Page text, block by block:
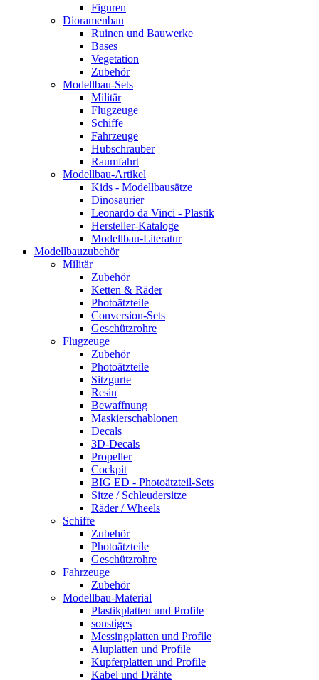
Figuren
Dioramenbau
Ruinen und Bauwerke
Bases
Vegetation
Zubehör
Modellbau-Sets
Militär
Flugzeuge
Schiffe
Fahrzeuge
Hubschrauber
Raumfahrt
Modellbau-Artikel
Kids - Modellbausätze
Dinosaurier
Leonardo da Vinci - Plastik
Hersteller-Kataloge
Modellbau-Literatur
Modellbauzubehör
Militär
Zubehör
Ketten & Räder
Photoätzteile
Conversion-Sets
Geschützrohre
Flugzeuge
Zubehör
Photoätzteile
Sitzgurte
Resin
Bewaffnung
Maskierschablonen
Decals
3D-Decals
Propeller
Cockpit
BIG ED - Photoätzteil-Sets
Sitze / Schleudersitze
Räder / Wheels
Schiffe
Zubehör
Photoätzteile
Geschützrohre
Fahrzeuge
Zubehör
Modellbau-Material
Plastikplatten und Profile
sonstiges
Messingplatten und Profile
Aluplatten und Profile
Kupferplatten und Profile
Kabel und Drähte